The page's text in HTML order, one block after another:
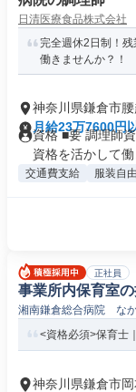
日清医療食品株式会社
完全週休2日制！
働きませんか？！
神奈川県鎌倉市腰
月給23万7600円
資格 ■要 調理師
資格を活かして働
交通費支給 服装自由
正社員
事業所内保育室
湘南鎌倉総合病院 な
<資格必須>保育士
神奈川県鎌倉市岡